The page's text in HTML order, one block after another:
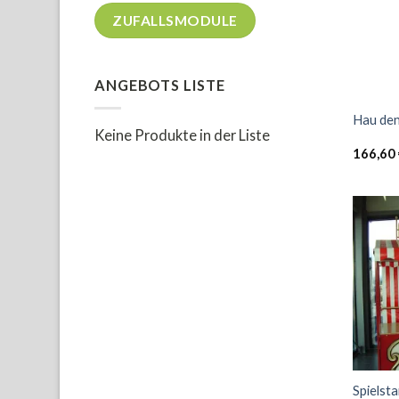
ZUFALLSMODULE
ANGEBOTS LISTE
Keine Produkte in der Liste
Hau
166,60